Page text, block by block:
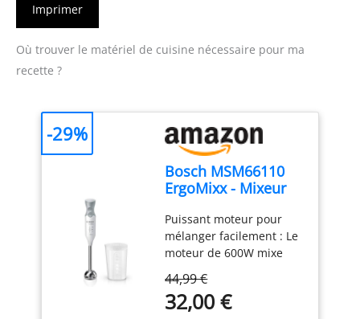
Imprimer
Où trouver le matériel de cuisine nécessaire pour ma
recette ?
Bosch MSM66110
ErgoMixx - Mixeur
vitesses
Puissant moteur pour
mélanger facilement : Le
moteur de 600W mixe
ingrédients les plus durs
; préparez de
44,99 €
32,00 €
-29%